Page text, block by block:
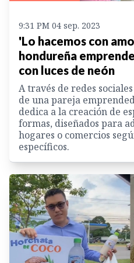
9:31 PM 04 sep. 2023
'Lo hacemos con
hondureña
con luces de neón
A través de redes
de una pareja
dedica a la creación de
formas, diseñados para
hogares o comercios
específicos.